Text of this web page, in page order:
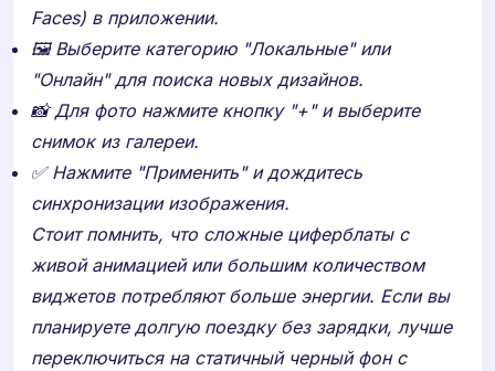
Faces) в приложении.
🖼️ Выберите категорию "Локальные" или
"Онлайн" для поиска новых дизайнов.
📸 Для фото нажмите кнопку "+" и выберите
снимок из галереи.
✅ Нажмите "Применить" и дождитесь
синхронизации изображения.
Стоит помнить, что сложные циферблаты с
живой анимацией или большим количеством
виджетов потребляют больше энергии. Если вы
планируете долгую поездку без зарядки, лучше
переключиться на статичный черный фон с